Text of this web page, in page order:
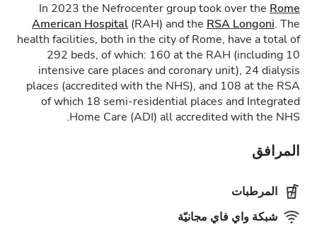
In 2023 the Nefrocenter group took over the Rome
American Hospital (RAH) and the RSA Longoni. The
health facilities, both in the city of Rome, have a total of
292 beds, of which: 160 at the RAH (including 10
intensive care places and coronary unit), 24 dialysis
places (accredited with the NHS), and 108 at the RSA
of which 18 semi-residential places and Integrated
Home Care (ADI) all accredited with the NHS.
المرافق
المرطبات
شبكة واي فاي مجانيّة